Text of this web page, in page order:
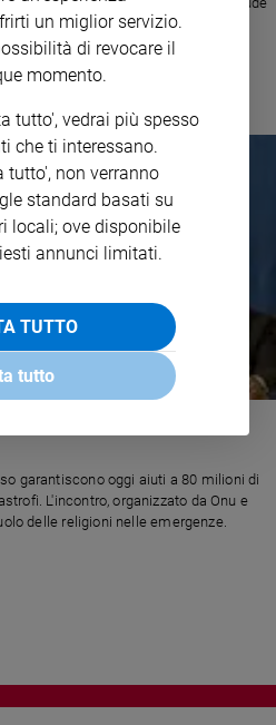
tra i cavalieri e il Vaticano. Ma
e gloriosa organizzazione.
garantiscono oggi aiuti a 80 milioni di
L'incontro, organizzato da Onu e
delle religioni nelle emergenze.
un miglior servizio.
di revocare il
momento.
tutto', vedrai più spesso
che ti interessano.
tutto', non verranno
standard basati su
locali; ove disponibile
annunci limitati.
TUTTO
tutto